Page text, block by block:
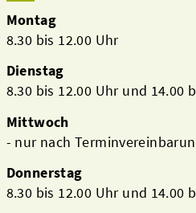
Montag
8.30 bis 12.00 Uhr
Dienstag
8.30 bis 12.00 Uhr und 14.00
Mittwoch
- nur nach
Donnerstag
8.30 bis 12.00 Uhr und 14.00